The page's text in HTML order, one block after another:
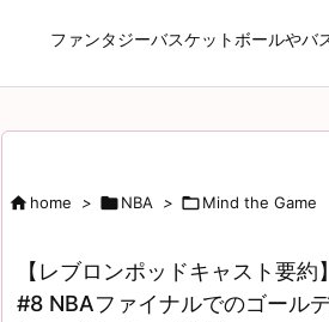
ファンタジーバスケットボールやバ
home > NBA > Mind the Game
【レブロンポッドキャスト要
#8 NBAファイナルでのゴール